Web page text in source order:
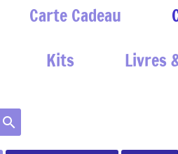
Carte Cadeau
Kits Livres
search